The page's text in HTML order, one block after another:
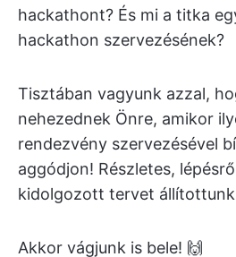
hackathont? És mi a titka
hackathon szervezésének?
Tisztában vagyunk azzal,
nehezednek Önre, amikor
rendezvény szervezésével
aggódjon! Részletes,
kidolgozott tervet állítottunk
Akkor vágjunk is bele! 🙌